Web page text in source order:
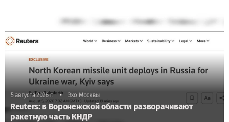
5 августа 2026 г. • Эхо Москвы
Reuters: в Воронежской области разворачивают
ракетную часть КНДР